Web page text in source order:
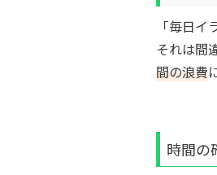
「毎日
それは間
間の浪費
時間の